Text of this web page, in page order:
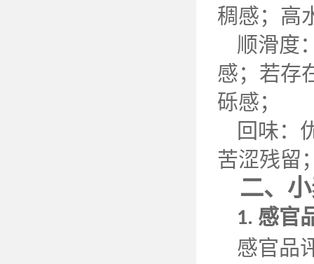
稠感；高
顺滑度
感；若存
砾感；
回味：
苦涩残留
二、
1. 感官
感官品